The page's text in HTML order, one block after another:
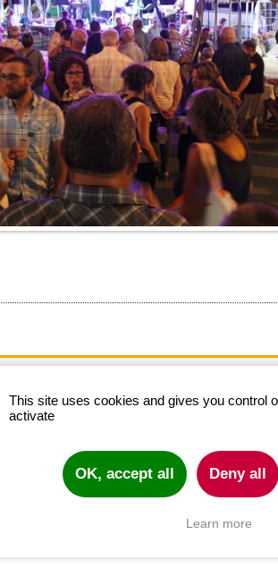
Le Bourg
Mairie de Paulinet Le Bourg 81250
This site uses cookies and gives you control
activate
OK, accept all Deny all
Learn more